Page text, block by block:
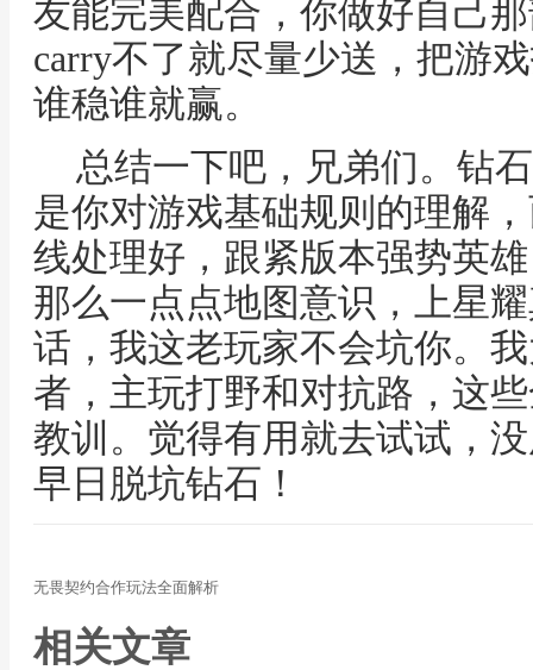
友能完美配合，你做好自己
carry不了就尽量少送，把游
谁稳谁就赢。
总结一下吧，兄弟们。钻
是你对游戏基础规则的理解
线处理好，跟紧版本强势英
那么一点点地图意识，上星
话，我这老玩家不会坑你。
者，主玩打野和对抗路，这
教训。觉得有用就去试试，
早日脱坑钻石！
无畏契约合作玩法全面解析
相关文章